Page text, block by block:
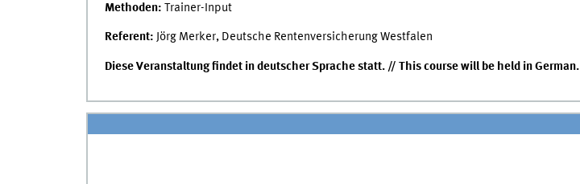
Methoden: Trainer-Input
Referent: Jörg Merker, Deutsche Rentenversicherung Westfalen
Diese Veranstaltung findet in deutscher Sprache statt. // This course will be held in German.